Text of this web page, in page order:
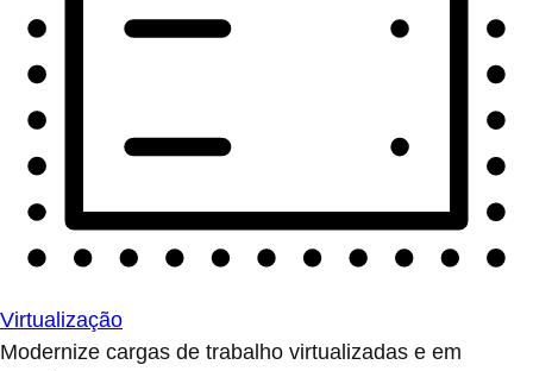
Virtualização
Modernize cargas de trabalho virtualizadas e em